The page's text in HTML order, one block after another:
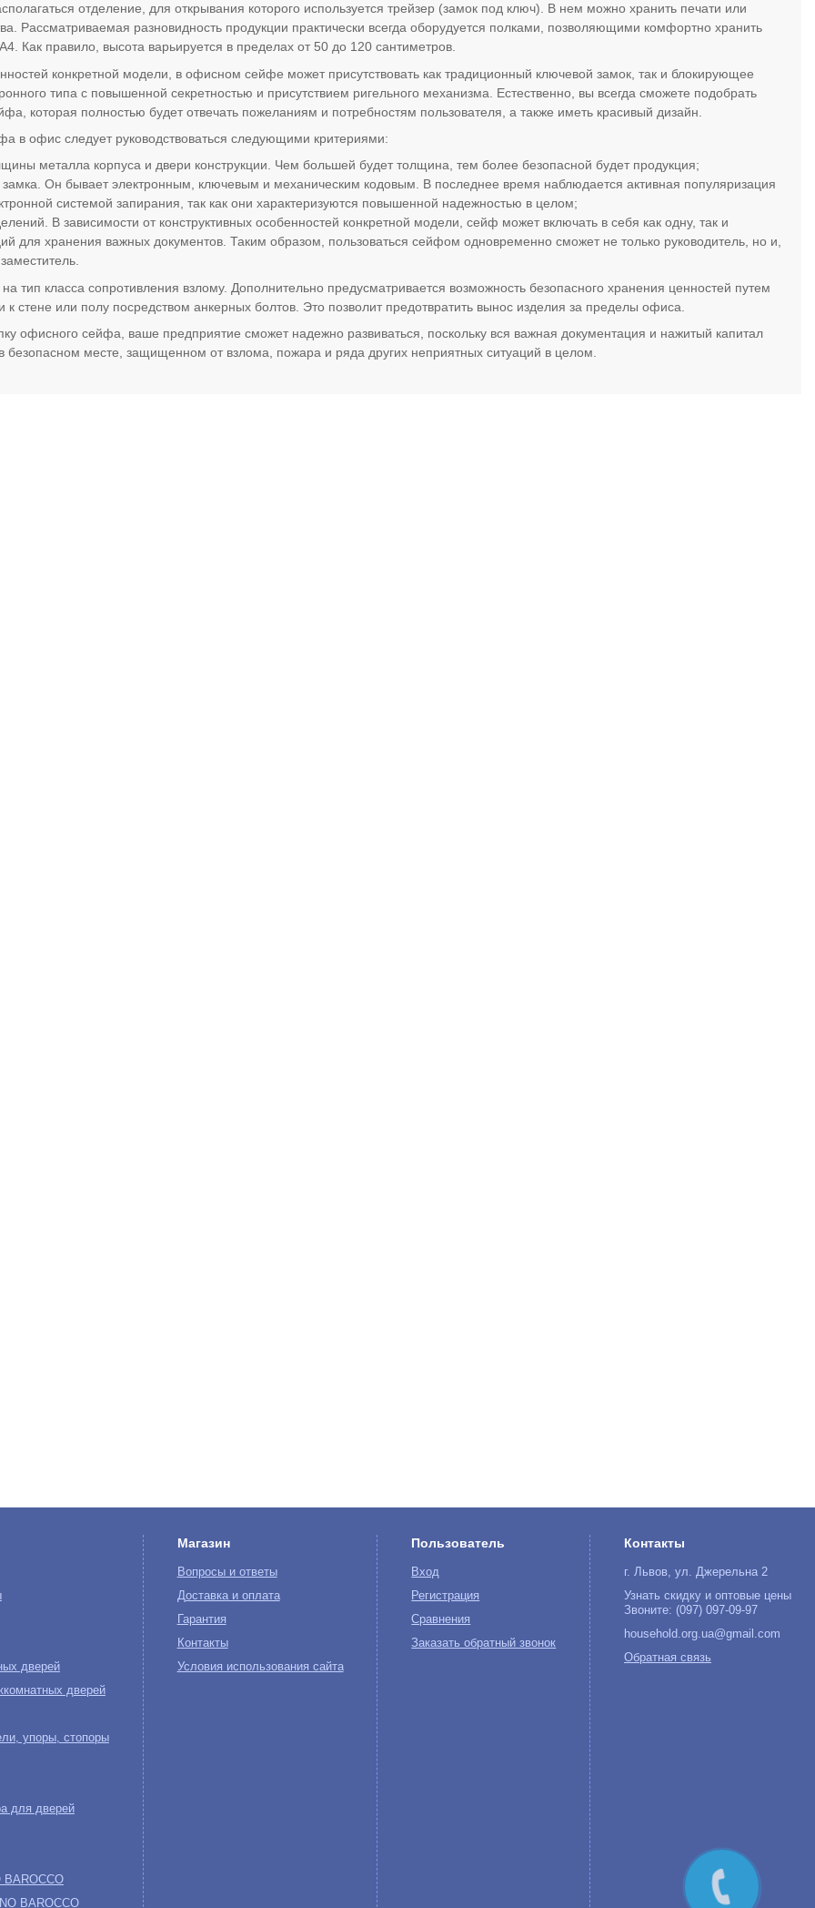
отделение, для открывания которого используется трейзер (замок под ключ). В нем можно хранить печати или
Рассматриваемая разновидность продукции практически всегда оборудуется полками, позволяющими комфортно хранить
Как правило, высота варьируется в пределах от 50 до 120 сантиметров.
конкретной модели, в офисном сейфе может присутствовать как традиционный ключевой замок, так и блокирующее
типа с повышенной секретностью и присутствием ригельного механизма. Естественно, вы всегда сможете подобрать
которая полностью будет отвечать пожеланиям и потребностям пользователя, а также иметь красивый дизайн.
в офис следует руководствоваться следующими критериями:
металла корпуса и двери конструкции. Чем большей будет толщина, тем более безопасной будет продукция;
замка. Он бывает электронным, ключевым и механическим кодовым. В последнее время наблюдается активная популяризация
системой запирания, так как они характеризуются повышенной надежностью в целом;
В зависимости от конструктивных особенностей конкретной модели, сейф может включать в себя как одну, так и
для хранения важных документов. Таким образом, пользоваться сейфом одновременно сможет не только руководитель, но и,
тип класса сопротивления взлому. Дополнительно предусматривается возможность безопасного хранения ценностей путем
стене или полу посредством анкерных болтов. Это позволит предотвратить вынос изделия за пределы офиса.
офисного сейфа, ваше предприятие сможет надежно развиваться, поскольку вся важная документация и нажитый капитал
безопасном месте, защищенном от взлома, пожара и ряда других неприятных ситуаций в целом.
дверей
дверей
упоры, стопоры
для дверей
BAROCCO
BAROCCO
Магазин
Вопросы и ответы
Доставка и оплата
Гарантия
Контакты
Условия использования сайта
Пользователь
Вход
Регистрация
Сравнения
Заказать обратный звонок
Контакты
г. Львов, ул. Джерельна 2
Узнать скидку и оптовые цены
Звоните: (097) 097-09-97
household.org.ua@gmail.com
Обратная связь